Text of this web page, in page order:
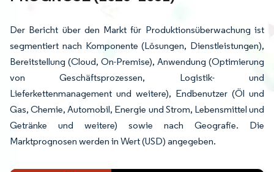
Der Bericht über den Markt für Produktionsüberwachung ist
segmentiert nach Komponente (Lösungen, Dienstleistungen),
Bereitstellung (Cloud, On-Premise), Anwendung (Optimierung
von Geschäftsprozessen, Logistik- und
Lieferkettenmanagement und weitere), Endbenutzer (Öl und
Gas, Chemie, Automobil, Energie und Strom, Lebensmittel und
Getränke und weitere) sowie nach Geografie. Die
Marktprognosen werden in Wert (USD) angegeben.